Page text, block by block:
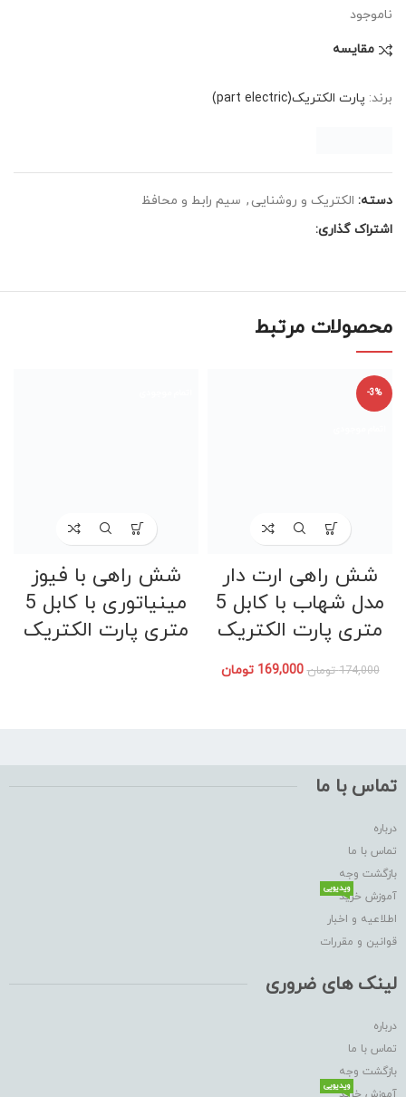
ناموجود
مقایسه
برند: پارت الکتریک(part electric)
دسته: الکتریک و روشنایی , سیم رابط و محافظ
اشتراک گذاری:
محصولات مرتبط
-3%
شش راهی ارت دار
مدل شهاب با کابل 5
متری پارت الکتریک
174,000 تومان 169,000 تومان
شش راهی با فیوز
مینیاتوری با کابل 5
متری پارت الکتریک
تماس با ما
درباره
تماس با ما
بازگشت وجه
آموزش خرید
ویدیویی
اطلاعیه و اخبار
قوانین و مقررات
لینک های ضروری
درباره
تماس با ما
بازگشت وجه
آموزش خرید
ویدیویی